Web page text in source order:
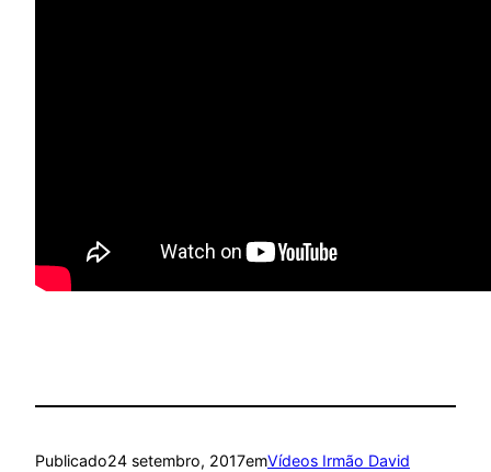
Publicado24 setembro, 2017emVídeos Irmão David